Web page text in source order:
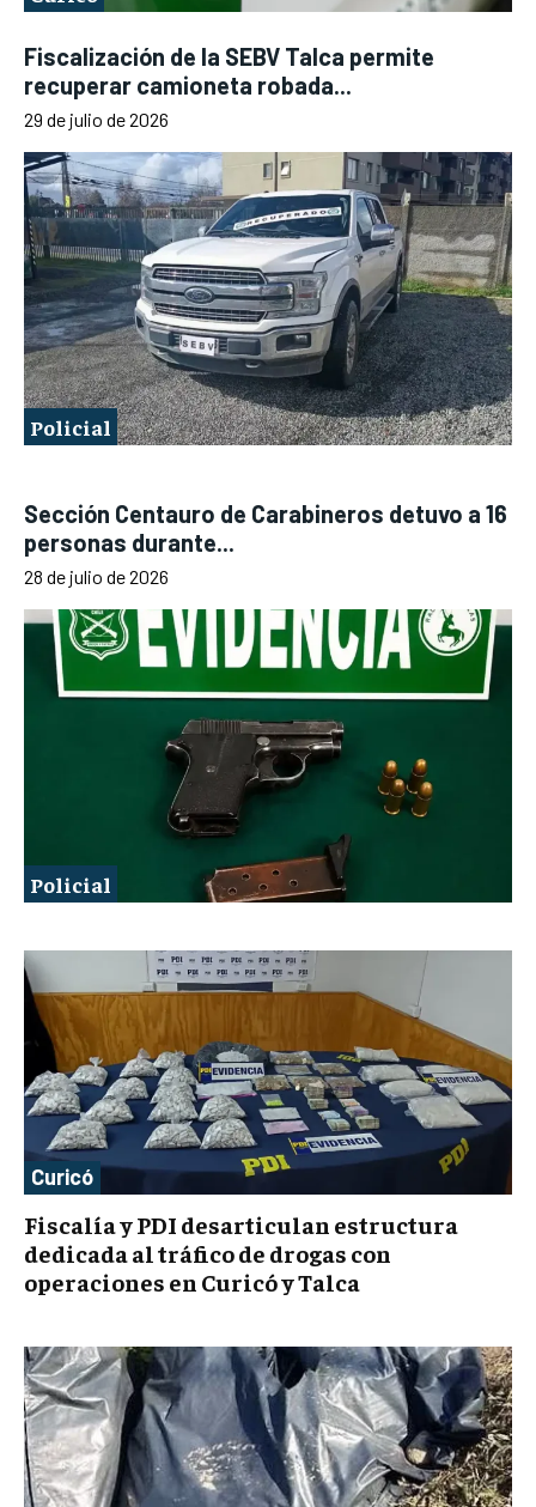
Fiscalización de la SEBV Talca permite
recuperar camioneta robada...
29 de julio de 2026
Policial
Sección Centauro de Carabineros detuvo a 16
personas durante...
28 de julio de 2026
Policial
Curicó
Fiscalía y PDI desarticulan estructura
dedicada al tráfico de drogas con
operaciones en Curicó y Talca